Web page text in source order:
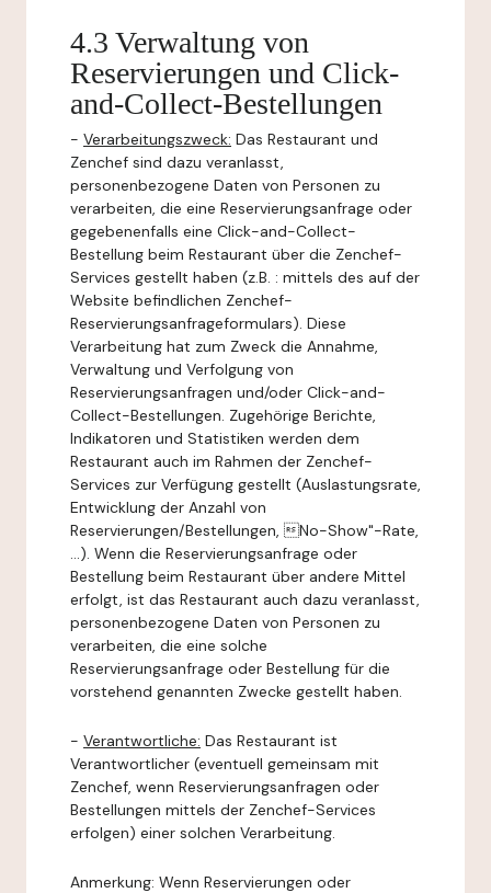
4.3 Verwaltung von
Reservierungen und Click-
and-Collect-Bestellungen
- Verarbeitungszweck: Das Restaurant und
Zenchef sind dazu veranlasst,
personenbezogene Daten von Personen zu
verarbeiten, die eine Reservierungsanfrage oder
gegebenenfalls eine Click-and-Collect-
Bestellung beim Restaurant über die Zenchef-
Services gestellt haben (z.B. : mittels des auf der
Website befindlichen Zenchef-
Reservierungsanfrageformulars). Diese
Verarbeitung hat zum Zweck die Annahme,
Verwaltung und Verfolgung von
Reservierungsanfragen und/oder Click-and-
Collect-Bestellungen. Zugehörige Berichte,
Indikatoren und Statistiken werden dem
Restaurant auch im Rahmen der Zenchef-
Services zur Verfügung gestellt (Auslastungsrate,
Entwicklung der Anzahl von
Reservierungen/Bestellungen, No-Show"-Rate,
...). Wenn die Reservierungsanfrage oder
Bestellung beim Restaurant über andere Mittel
erfolgt, ist das Restaurant auch dazu veranlasst,
personenbezogene Daten von Personen zu
verarbeiten, die eine solche
Reservierungsanfrage oder Bestellung für die
vorstehend genannten Zwecke gestellt haben.
- Verantwortliche: Das Restaurant ist
Verantwortlicher (eventuell gemeinsam mit
Zenchef, wenn Reservierungsanfragen oder
Bestellungen mittels der Zenchef-Services
erfolgen) einer solchen Verarbeitung.
Anmerkung: Wenn Reservierungen oder